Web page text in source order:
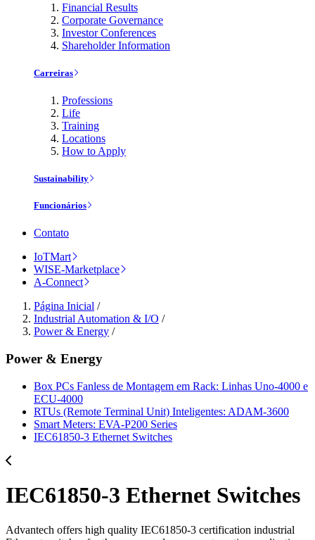
Financial Results
Corporate Governance
Investor Conferences
Shareholder Information
Carreiras
Professions
Life
Training
Locations
How to Apply
Sustainability
Funcionários
Contato
IoTMart
WISE-Marketplace
A-Connect
Página Inicial /
Industrial Automation & I/O /
Power & Energy /
Power & Energy
Box PCs Fanless de Montagem em Rack: Linhas Uno-4000 e
ECU-4000
RTUs (Remote Terminal Unit) Inteligentes: ADAM-3600
Smart Meters: EVA-P200 Series
IEC61850-3 Ethernet Switches
IEC61850-3 Ethernet Switches
Advantech offers high quality IEC61850-3 certification industrial